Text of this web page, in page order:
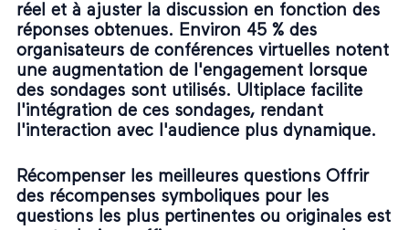
réel et à ajuster la discussion en fonction des
réponses obtenues. Environ 45 % des
organisateurs de conférences virtuelles notent
une augmentation de l'engagement lorsque
des sondages sont utilisés. Ultiplace facilite
l'intégration de ces sondages, rendant
l'interaction avec l'audience plus dynamique.
Récompenser les meilleures questions Offrir
des récompenses symboliques pour les
questions les plus pertinentes ou originales est